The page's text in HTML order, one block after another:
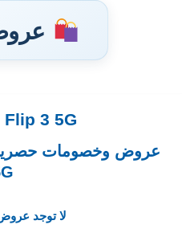
إلى
3 5G
لا توجد